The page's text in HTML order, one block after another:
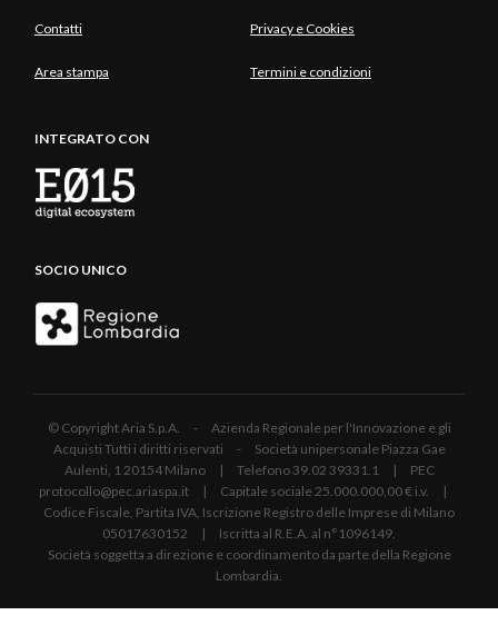
Contatti Privacy e Cookies
Area stampa Termini e condizioni
INTEGRATO CON
SOCIO UNICO
© Copyright Aria S.p.A. - Azienda Regionale per l'Innovazione e gli
Acquisti Tutti i diritti riservati - Società unipersonale Piazza Gae
Aulenti, 1 20154 Milano | Telefono 39.02 39331.1 | PEC
protocollo@pec.ariaspa.it | Capitale sociale 25.000.000,00 € i.v. |
Codice Fiscale, Partita IVA, Iscrizione Registro delle Imprese di Milano
05017630152 | Iscritta al R.E.A. al n°1096149.
Società soggetta a direzione e coordinamento da parte della Regione
Lombardia.